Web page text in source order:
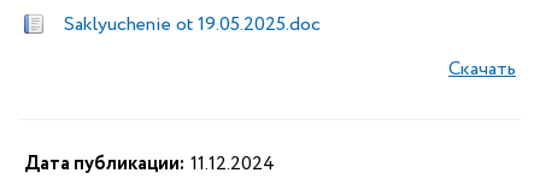
Saklyuchenie ot 19.05.2025.doc
Скачать
Дата публикации: 11.12.2024